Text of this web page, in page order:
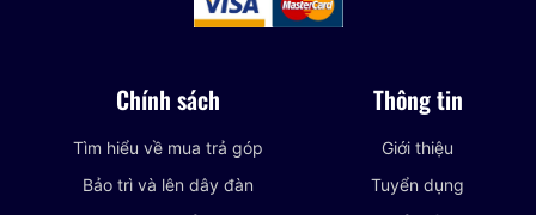
Chính sách
Tìm hiểu về mua trả góp
Bảo trì và lên dây đàn
Thông tin
Giới thiệu
Tuyển dụng